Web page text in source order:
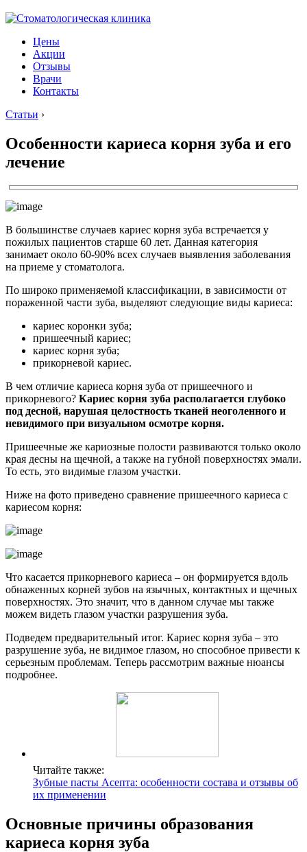
Цены
Акции
Отзывы
Врачи
Контакты
Статьи ›
Особенности кариеса корня зуба и его
лечение
В большинстве случаев кариес корня зуба встречается у
пожилых пациентов старше 60 лет. Данная категория
занимает около 60-90% всех случаев выявления заболевания
на приеме у стоматолога.
По широко применяемой классификации, в зависимости от
пораженной части зуба, выделяют следующие виды кариеса:
кариес коронки зуба;
пришеечный кариес;
кариес корня зуба;
прикорневой кариес.
В чем отличие кариеса корня зуба от пришеечного и
прикорневого? Кариес корня зуба располагается глубоко
под десной, нарушая целостность тканей неоголенного и
невидимого при визуальном осмотре корня.
Пришеечные же кариозные полости развиваются только около
края десны на щечной, а также на губной поверхностях эмали.
То есть, это видимые глазом участки.
Ниже на фото приведено сравнение пришеечного кариеса с
кариесом корня:
Что касается прикорневого кариеса – он формируется вдоль
обнаженных корней зубов на язычных, контактных и щечных
поверхностях. Это значит, что в данном случае мы также
можем видеть глазом участки разрушения зуба.
Подведем предварительный итог. Кариес корня зуба – это
разрушение зуба, не видимое глазом, но способное привести к
серьезным проблемам. Теперь рассмотрим важные нюансы
подробнее.
Читайте также:
Зубные пасты Асепта: особенности состава и отзывы об
их применении
Основные причины образования
кариеса корня зуба